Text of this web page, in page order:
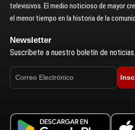
televisivos. El medio noticioso de mayor
el menor tiempo en la historia de la
Newsletter
Suscríbete a nuestro boletín de noticias.